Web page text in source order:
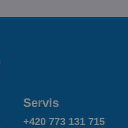
Servis
+420 773 131 715